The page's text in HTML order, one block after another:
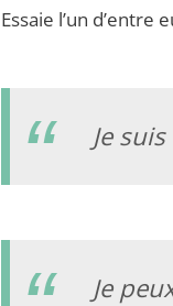
Essaie l’un d’entre
Je
Je